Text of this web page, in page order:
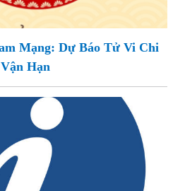
Mạng: Dự Báo Tử Vi Chi
Hạn